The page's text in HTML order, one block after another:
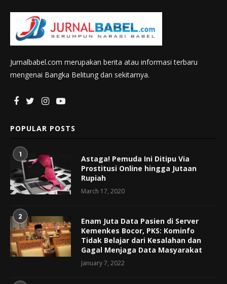
Jurnalbabel.com merupakan berita atau informasi terbaru
mengenai Bangka Belitung dan sekitarnya.
POPULAR POSTS
1
Astaga! Pemuda Ini Ditipu Via
Prostitusi Online hingga Jutaan
Rupiah
March 17, 2020
2
Enam Juta Data Pasien di Server
Kemenkes Bocor, PKS: Kominfo
Tidak Belajar dari Kesalahan dan
Gagal Menjaga Data Masyarakat
January 7, 2022